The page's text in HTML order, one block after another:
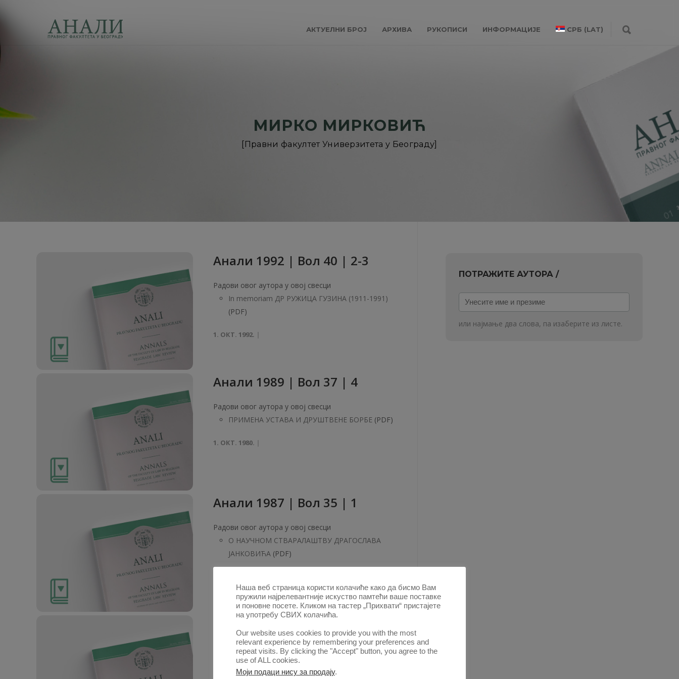
АКТУЕЛНИ БРОЈ АРХИВА РУКОПИСИ ИНФОРМАЦИЈЕ СРБ (LAT)
МИРКО МИРКОВИЋ
[Правни факултет Универзитета у Београду]
Анaли 1992 | Вол 40 | 2-3
Радови овог аутора у овој свесци
In memoriam ДР РУЖИЦА ГУЗИНА (1911-1991)
(PDF)
1. ОКТ. 1992.
Анали 1989 | Вол 37 | 4
Радови овог аутора у овој свесци
ПРИМЕНА УСТАВА И ДРУШТВЕНЕ БОРБЕ (PDF)
1. ОКТ. 1980.
Анaли 1987 | Вол 35 | 1
Радови овог аутора у овој свесци
О НАУЧНОМ СТВАРАЛАШТВУ ДРАГОСЛАВА
ЈАНКОВИЋА (PDF)
Анaли 1973 | Вол 21 | 6
Радови овог аутора у овој свесци
Др Момчило Зечевић: СЛОВЕНСКА ЉУДСКА
СТРАНКА И ЈУГОСЛОВЕНСКО УЈЕДИЊЕЊЕ.
ПОТРАЖИТЕ АУТОРА /
Унесите
име
и
или најмање два слова, па изаберите из листе.
Наша веб страница користи колачиће како да бисмо Вам
пружили најрелевантније искуство памтећи ваше поставке
и поновне посете. Кликом на тастер „Прихвати“ пристајете
на употребу СВИХ колачића.
Our website uses cookies to provide you with the most
relevant experience by remembering your preferences and
repeat visits. By clicking the "Accept" button, you agree to the
use of ALL cookies.
Моји подаци нису за продају.